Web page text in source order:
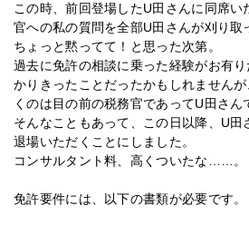
この時、前回登場したU田さんに同席い
官への私の質問を全部U田さんが刈り取
ちょっと黙ってて！と思った次第。
過去に免許の相談に乗った経験がお有
かりきったことだったかもしれません
くのは目の前の税務官であってU田さん
そんなこともあって、この日以降、U田
退場いただくことにしました。
コンサルタント料、高くついたな……。
免許要件には、以下の書類が必要です。